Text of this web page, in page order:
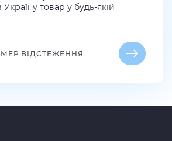
товар у будь-якій